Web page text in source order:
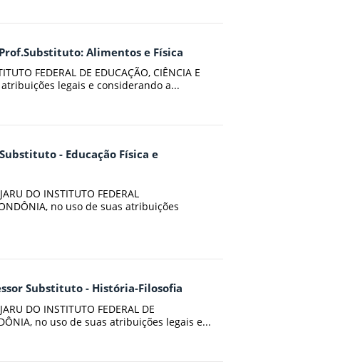
Alimentos e Física
FEDERAL DE EDUCAÇÃO, CIÊNCIA E
atribuições legais e considerando a...
- Educação Física e
DO INSTITUTO FEDERAL
no uso de suas atribuições
Substituto - História-Filosofia
DO INSTITUTO FEDERAL DE
no uso de suas atribuições legais e...